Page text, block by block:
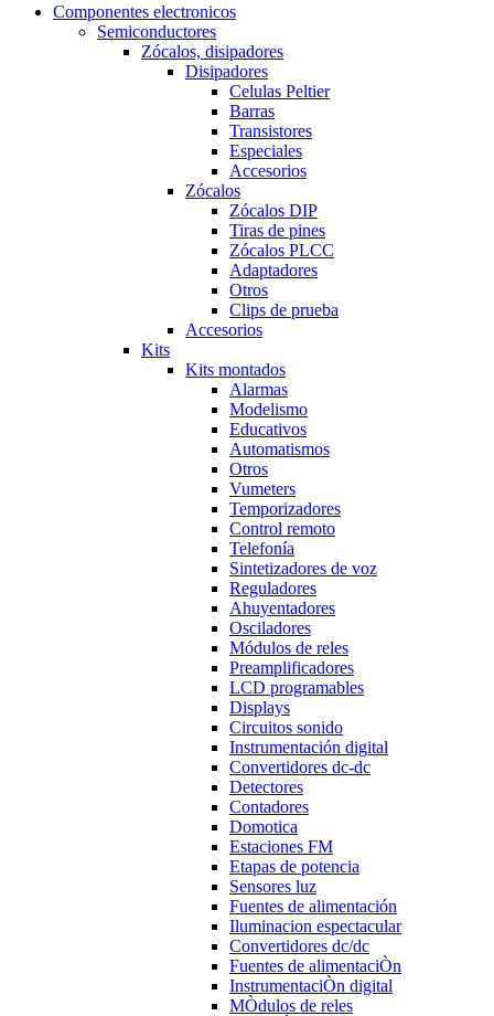
Componentes electronicos
Semiconductores
Zócalos, disipadores
Disipadores
Celulas Peltier
Barras
Transistores
Especiales
Accesorios
Zócalos
Zócalos DIP
Tiras de pines
Zócalos PLCC
Adaptadores
Otros
Clips de prueba
Accesorios
Kits
Kits montados
Alarmas
Modelismo
Educativos
Automatismos
Otros
Vumeters
Temporizadores
Control remoto
Telefonía
Sintetizadores de voz
Reguladores
Ahuyentadores
Osciladores
Módulos de reles
Preamplificadores
LCD programables
Displays
Circuitos sonido
Instrumentación digital
Convertidores dc-dc
Detectores
Contadores
Domotica
Estaciones FM
Etapas de potencia
Sensores luz
Fuentes de alimentación
Iluminacion espectacular
Convertidores dc/dc
Fuentes de alimentaciÒn
InstrumentaciÒn digital
MÒdulos de reles